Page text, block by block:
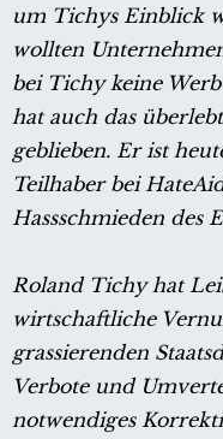
um Tichys Einblick
wollten
bei Tichy keine
hat auch das
geblieben. Er ist
Teilhaber bei
Hassschmieden des
Roland Tichy hat
wirtschaftliche
grassierenden
Verbote und
notwendiges